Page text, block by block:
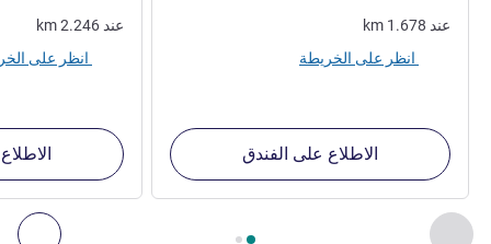
السابق - منشآتنا الأخرى القريبة
الصفحة
عند km 1.678
الاطلاع على الفندق
عند
km2.246